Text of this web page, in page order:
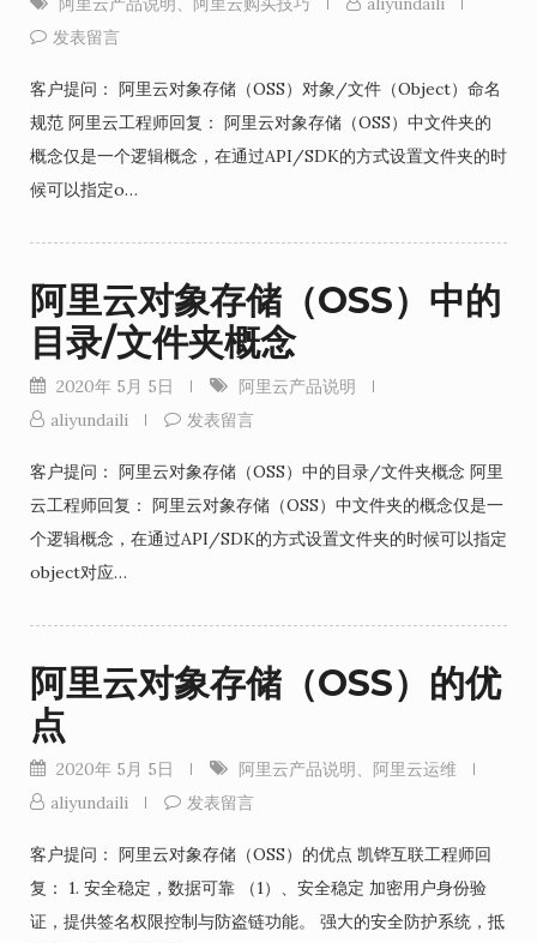
发表留言
客户提问： 阿里云对象存储（OSS）对象/文件（Object）命名
规范 阿里云工程师回复： 阿里云对象存储（OSS）中文件夹的
概念仅是一个逻辑概念，在通过API/SDK的方式设置文件夹的时
候可以指定o…
阿里云对象存储（OSS）中的
目录/文件夹概念
2020年 5月 5日
阿里云产品说明
aliyundaili
发表留言
客户提问： 阿里云对象存储（OSS）中的目录/文件夹概念 阿里
云工程师回复： 阿里云对象存储（OSS）中文件夹的概念仅是一
个逻辑概念，在通过API/SDK的方式设置文件夹的时候可以指定
object对应…
阿里云对象存储（OSS）的优
点
2020年 5月 5日 阿里云产品说明、 阿里云运维
aliyundaili
发表留言
客户提问： 阿里云对象存储（OSS）的优点 凯铧互联工程师回
复： 1. 安全稳定，数据可靠 （1）、安全稳定 加密用户身份验
证，提供签名权限控制与防盗链功能。 强大的安全防护系统，抵